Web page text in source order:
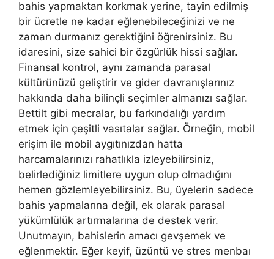
bahis yapmaktan korkmak yerine, tayin edilmiş
bir ücretle ne kadar eğlenebileceğinizi ve ne
zaman durmanız gerektiğini öğrenirsiniz. Bu
idaresini, size sahici bir özgürlük hissi sağlar.
Finansal kontrol, aynı zamanda parasal
kültürünüzü geliştirir ve gider davranışlarınız
hakkında daha bilinçli seçimler almanızı sağlar.
Bettilt gibi mecralar, bu farkındalığı yardım
etmek için çeşitli vasıtalar sağlar. Örneğin, mobil
erişim ile mobil aygıtınızdan hatta
harcamalarınızı rahatlıkla izleyebilirsiniz,
belirlediğiniz limitlere uygun olup olmadığını
hemen gözlemleyebilirsiniz. Bu, üyelerin sadece
bahis yapmalarına değil, ek olarak parasal
yükümlülük artırmalarına de destek verir.
Unutmayın, bahislerin amacı gevşemek ve
eğlenmektir. Eğer keyif, üzüntü ve stres menbaı